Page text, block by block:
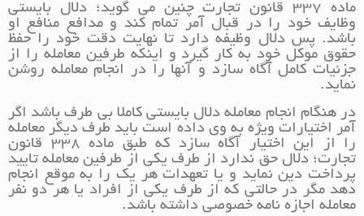
ماده ۳۳۷ قانون تجارت چنین می گوید؛ دلال بایستی
وظایف خود را در قبال آمر تمام کند و مدافع منافع او
باشد. پس دلال وظیفه دارد تا نهایت دقت خود را حفظ
حقوق موکل خود به کار گیرد و اینکه طرفین معامله را از
جزئیات کامل آگاه سازد و آنها را در انجام معامله روشن
نماید.
در هنگام انجام معامله دلال بایستی کاملا بی طرف باشد اگر
آمر اختیارات ویژه به وی داده است باید طرف دیگر معامله
را از این اختیار آگاه سازد که طبق ماده ۳۳۸ قانون
تجارت؛ دلال حق ندارد از طرف یکی از طرفین معامله تایید
پرداخت دین نماید و یا تعهدات هر یک را به موقع انجام
دهد مگر در حالتی که از طرف یکی از افراد یا هر دو نفر
معامله اجازه نامه خصوصی داشته باشد.